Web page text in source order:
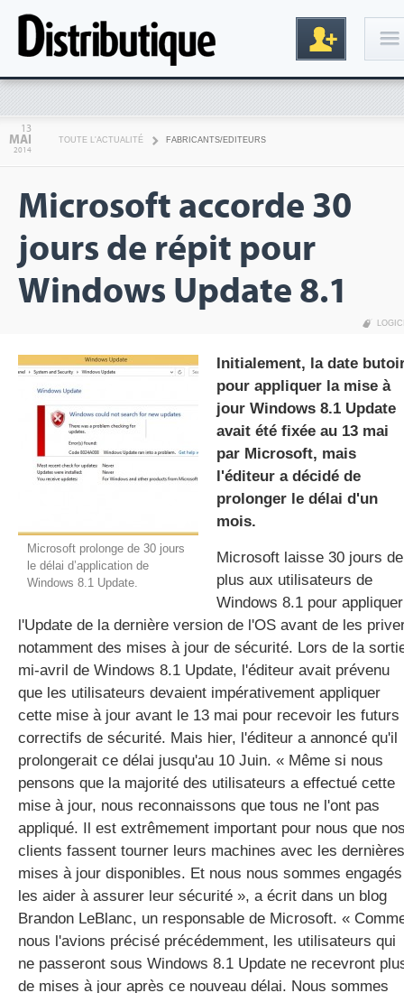
Inscription
gratuite
13
MAI
2014
TOUTE L'ACTUALITÉ FABRICANTS/EDITEURS
Microsoft accorde 30
jours de répit pour
Windows Update 8.1
Microsoft prolonge de 30 jours
le délai d’application de
Windows 8.1 Update.
Initialement, la date
pour appliquer la mise à
jour Windows 8.1 Update
avait été fixée au 13 mai
par Microsoft, mais
l'éditeur a décidé de
prolonger le délai d'un
mois.
Microsoft laisse 30 jours de
plus aux utilisateurs de
Windows 8.1 pour appliquer
l'Update de la dernière version de l'OS avant de les
notamment des mises à jour de sécurité. Lors de la
mi-avril de Windows 8.1 Update, l'éditeur avait prévenu
que les utilisateurs devaient impérativement appliquer
cette mise à jour avant le 13 mai pour recevoir les futurs
correctifs de sécurité. Mais hier, l'éditeur a annoncé qu'il
prolongerait ce délai jusqu'au 10 Juin. « Même si nous
pensons que la majorité des utilisateurs a effectué cette
mise à jour, nous reconnaissons que tous ne l'ont pas
appliqué. Il est extrêmement important pour nous que
clients fassent tourner leurs machines avec les dernières
mises à jour disponibles. Et nous nous sommes
les aider à assurer leur sécurité », a écrit dans un blog
Brandon LeBlanc, un responsable de Microsoft. «
nous l'avions précisé précédemment, les utilisateurs qui
ne passeront sous Windows 8.1 Update ne recevront
de mises à jour après ce nouveau délai. Nous sommes